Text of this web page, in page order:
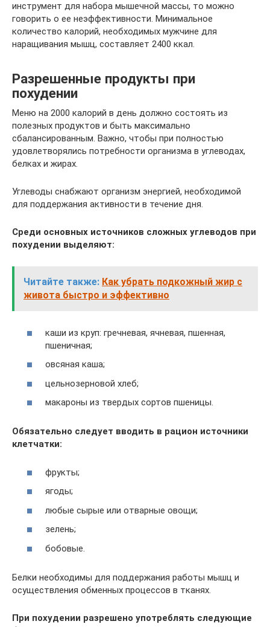
инструмент для набора мышечной массы, то можно
говорить о ее неэффективности. Минимальное
количество калорий, необходимых мужчине для
наращивания мышц, составляет 2400 ккал.
Разрешенные продукты при
похудении
Меню на 2000 калорий в день должно состоять из
полезных продуктов и быть максимально
сбалансированным. Важно, чтобы при полностью
удовлетворялись потребности организма в углеводах,
белках и жирах.
Углеводы снабжают организм энергией, необходимой
для поддержания активности в течение дня.
Среди основных источников сложных углеводов при
похудении выделяют:
Читайте также: Как убрать подкожный жир с
живота быстро и эффективно
каши из круп: гречневая, ячневая, пшенная,
пшеничная;
овсяная каша;
цельнозерновой хлеб;
макароны из твердых сортов пшеницы.
Обязательно следует вводить в рацион источники
клетчатки:
фрукты;
ягоды;
любые сырые или отварные овощи;
зелень;
бобовые.
Белки необходимы для поддержания работы мышц и
осуществления обменных процессов в тканях.
При похудении разрешено употреблять следующие